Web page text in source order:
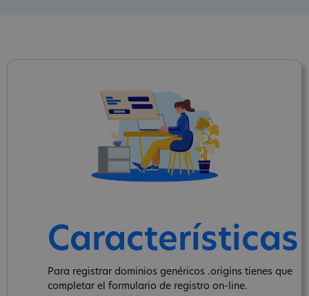
Características
Para registrar dominios genéricos .origins tienes que
completar el formulario de registro on-line.